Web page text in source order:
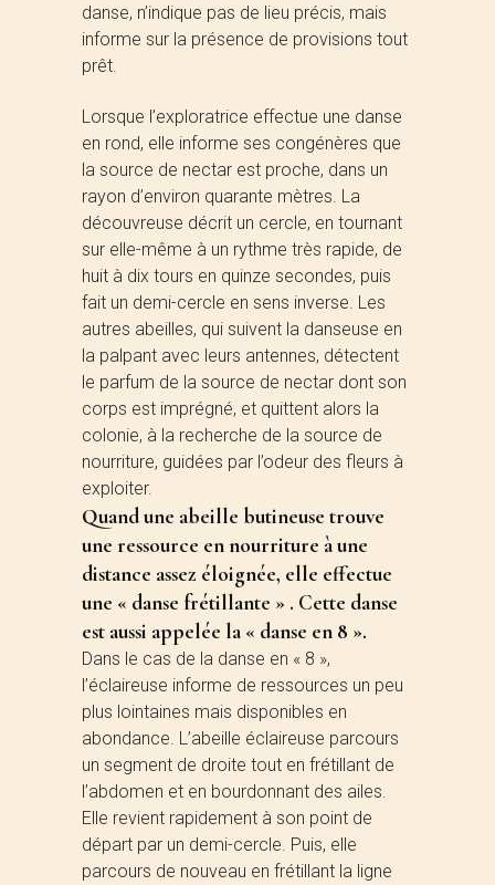
danse, n’indique pas de lieu précis, mais
informe sur la présence de provisions tout
prêt.
Lorsque l’exploratrice effectue une danse
en rond, elle informe ses congénères que
la source de nectar est proche, dans un
rayon d’environ quarante mètres. La
découvreuse décrit un cercle, en tournant
sur elle-même à un rythme très rapide, de
huit à dix tours en quinze secondes, puis
fait un demi-cercle en sens inverse. Les
autres abeilles, qui suivent la danseuse en
la palpant avec leurs antennes, détectent
le parfum de la source de nectar dont son
corps est imprégné, et quittent alors la
colonie, à la recherche de la source de
nourriture, guidées par l’odeur des fleurs à
exploiter.
Quand une abeille butineuse trouve
une ressource en nourriture à une
distance assez éloignée, elle effectue
une « danse frétillante » . Cette danse
est aussi appelée la « danse en 8 ».
Dans le cas de la danse en « 8 »,
l’éclaireuse informe de ressources un peu
plus lointaines mais disponibles en
abondance. L’abeille éclaireuse parcours
un segment de droite tout en frétillant de
l’abdomen et en bourdonnant des ailes.
Elle revient rapidement à son point de
départ par un demi-cercle. Puis, elle
parcours de nouveau en frétillant la ligne